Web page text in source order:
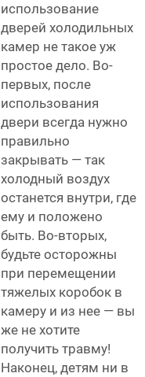
использование
дверей холодильных
камер не такое уж
простое дело. Во-
первых, после
использования
двери всегда нужно
правильно
закрывать — так
холодный воздух
останется внутри, где
ему и положено
быть. Во-вторых,
будьте осторожны
при перемещении
тяжелых коробок в
камеру и из нее — вы
же не хотите
получить травму!
Наконец, детям ни в